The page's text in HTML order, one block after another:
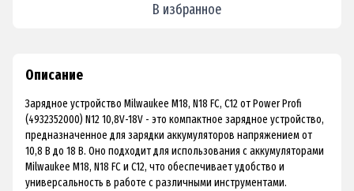
В избранное
Описание
Зарядное устройство Milwaukee M18, N18 FC, C12 от Power Profi
(4932352000) N12 10,8V-18V - это компактное зарядное устройство,
предназначенное для зарядки аккумуляторов напряжением от
10,8 В до 18 В. Оно подходит для использования с аккумуляторами
Milwaukee M18, N18 FC и C12, что обеспечивает удобство и
универсальность в работе с различными инструментами.